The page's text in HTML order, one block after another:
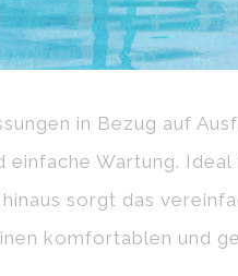
in Bezug auf
Wartung. Ideal
sorgt das
komfortablen und